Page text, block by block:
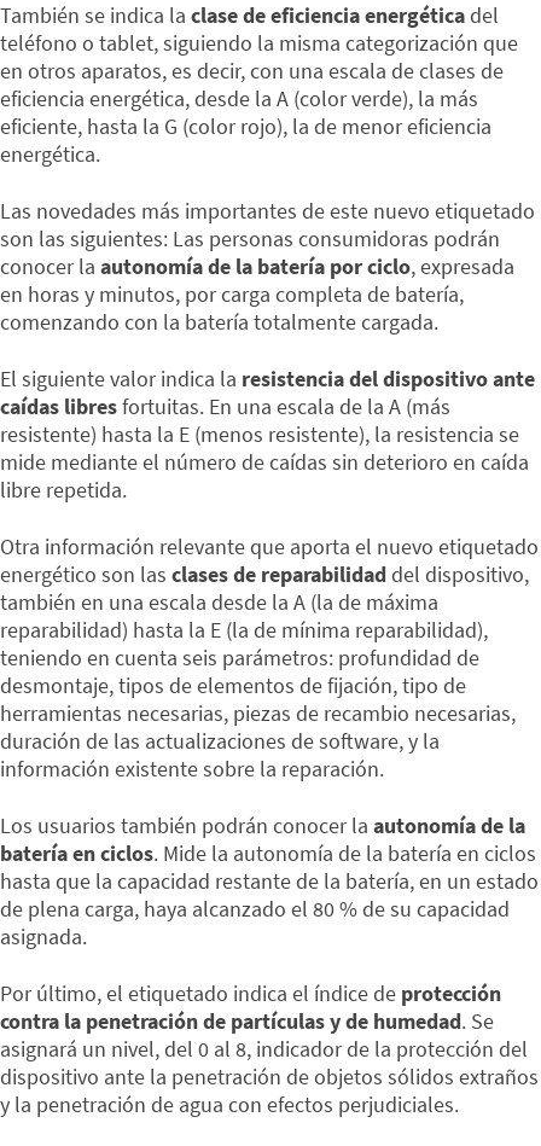
También se indica la clase de eficiencia energéticadel
teléfono o tablet, siguiendo la misma categorización que
en otros aparatos, es decir, con una escala de clases de
eficiencia energética, desde la A (color verde), la más
eficiente, hasta la G (color rojo), la de menor eficiencia
energética.
Las novedades más importantes de este nuevo etiquetado
son las siguientes: Las personas consumidoras podrán
conocer la autonomía de la batería por ciclo, expresada
en horas y minutos, por carga completa de batería,
comenzando con la batería totalmente cargada.
El siguiente valor indica la resistencia del dispositivo ante
caídas libresfortuitas. En una escala de la A (más
resistente) hasta la E (menos resistente), la resistencia se
mide mediante el número de caídas sin deterioro en caída
libre repetida.
Otra información relevante que aporta el nuevo etiquetado
energético son las clases de reparabilidaddel dispositivo,
también en una escala desde la A (la de máxima
reparabilidad) hasta la E (la de mínima reparabilidad),
teniendo en cuenta seis parámetros: profundidad de
desmontaje, tipos de elementos de fijación, tipo de
herramientas necesarias, piezas de recambio necesarias,
duración de las actualizaciones de software, y la
información existente sobre la reparación.
Los usuarios también podrán conocer la autonomía de la
batería en ciclos. Mide la autonomía de la batería en ciclos
hasta que la capacidad restante de la batería, en un estado
de plena carga, haya alcanzado el 80 % de su capacidad
asignada.
Por último, el etiquetado indica el índice de protección
contra la penetración de partículas y de humedad. Se
asignará un nivel, del 0 al 8, indicador de la protección del
dispositivo ante la penetración de objetos sólidos extraños
y la penetración de agua con efectos perjudiciales.